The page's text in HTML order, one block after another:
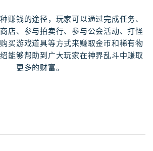
赚钱的途径，玩家可以通过完成任务、
店、参与拍卖行、参与公会活动、打怪
买游戏道具等方式来赚取金币和稀有物
能够帮助到广大玩家在神界乱斗中赚取
更多的财富。